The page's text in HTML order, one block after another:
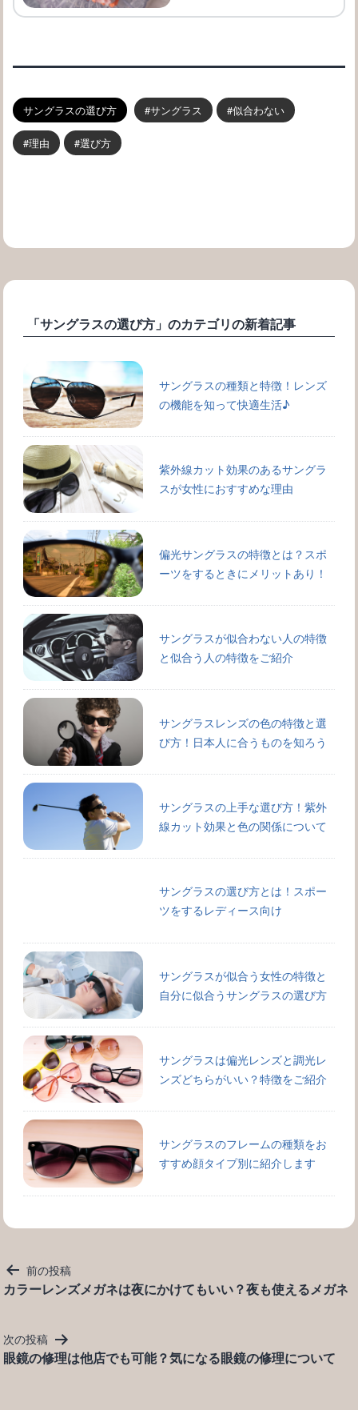
サングラスの選び方 サングラス 似合わない
理由 選び方
「サングラスの選び方」のカテゴリの新着記事
サングラスの種類と特徴！レンズ
の機能を知って快適生活♪
紫外線カット効果のあるサングラ
スが女性におすすめな理由
偏光サングラスの特徴とは？スポ
ーツをするときにメリットあり！
サングラスが似合わない人の特徴
と似合う人の特徴をご紹介
サングラスレンズの色の特徴と選
び方！日本人に合うものを知ろう
サングラスの上手な選び方！紫外
線カット効果と色の関係について
サングラスの選び方とは！スポー
ツをするレディース向け
サングラスが似合う女性の特徴と
自分に似合うサングラスの選び方
サングラスは偏光レンズと調光レ
ンズどちらがいい？特徴をご紹介
サングラスのフレームの種類をお
すすめ顔タイプ別に紹介します
投
稿
ゲ
ー
前の投稿
カラーレンズメガネは夜にかけてもいい？夜も使えるメガネ
次の投稿
眼鏡の修理は他店でも可能？気になる眼鏡の修理について